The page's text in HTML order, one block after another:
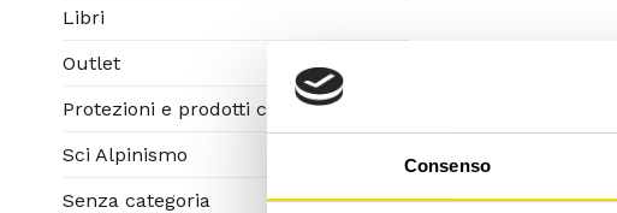
Consenso
Libri
Outlet
Protezioni e prodotti corpo
Sci Alpinismo
Senza categoria